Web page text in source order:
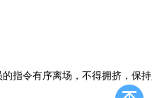
令有序离场，不得拥挤，保持